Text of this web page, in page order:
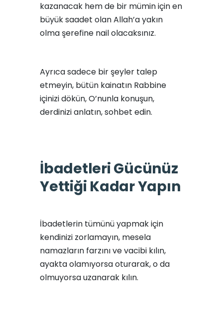
kazanacak hem de bir mümin için en
büyük saadet olan Allah’a yakın
olma şerefine nail olacaksınız.
Ayrıca sadece bir şeyler talep
etmeyin, bütün kainatın Rabbine
içinizi dökün, O’nunla konuşun,
derdinizi anlatın, sohbet edin.
İbadetleri Gücünüz
Yettiği Kadar Yapın
İbadetlerin tümünü yapmak için
kendinizi zorlamayın, mesela
namazların farzını ve vacibi kılın,
ayakta olamıyorsa oturarak, o da
olmuyorsa uzanarak kılın.